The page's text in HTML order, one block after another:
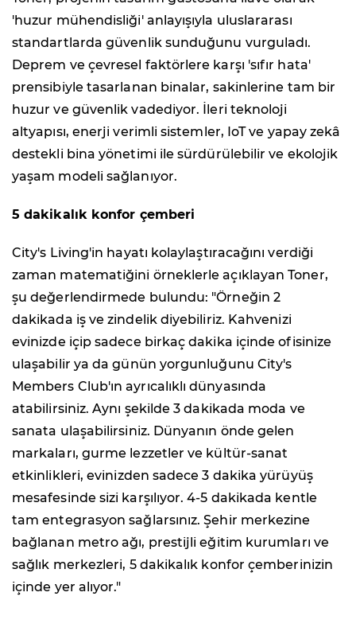
'huzur mühendisliği' anlayışıyla uluslararası
standartlarda güvenlik sunduğunu vurguladı.
Deprem ve çevresel faktörlere karşı 'sıfır hata'
prensibiyle tasarlanan binalar, sakinlerine tam bir
huzur ve güvenlik vadediyor. İleri teknoloji
altyapısı, enerji verimli sistemler, IoT ve yapay zekâ
destekli bina yönetimi ile sürdürülebilir ve ekolojik
yaşam modeli sağlanıyor.
5 dakikalık konfor çemberi
City's Living'in hayatı kolaylaştıracağını verdiği
zaman matematiğini örneklerle açıklayan Toner,
şu değerlendirmede bulundu: "Örneğin 2
dakikada iş ve zindelik diyebiliriz. Kahvenizi
evinizde içip sadece birkaç dakika içinde ofisinize
ulaşabilir ya da günün yorgunluğunu City's
Members Club'ın ayrıcalıklı dünyasında
atabilirsiniz. Aynı şekilde 3 dakikada moda ve
sanata ulaşabilirsiniz. Dünyanın önde gelen
markaları, gurme lezzetler ve kültür-sanat
etkinlikleri, evinizden sadece 3 dakika yürüyüş
mesafesinde sizi karşılıyor. 4-5 dakikada kentle
tam entegrasyon sağlarsınız. Şehir merkezine
bağlanan metro ağı, prestijli eğitim kurumları ve
sağlık merkezleri, 5 dakikalık konfor çemberinizin
içinde yer alıyor."